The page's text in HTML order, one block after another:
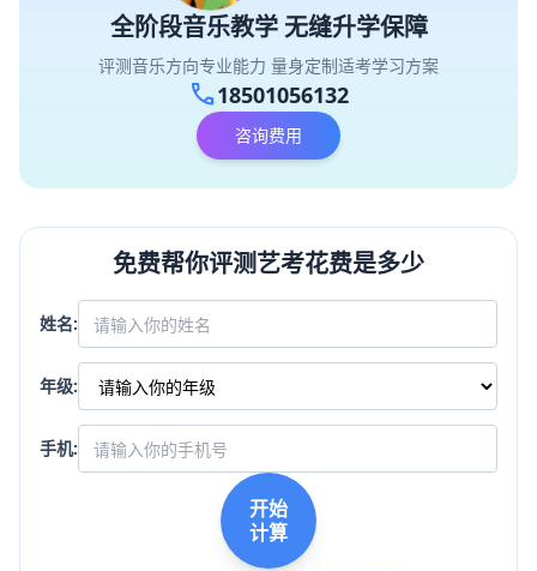
全阶段音乐教学 无缝升学保障
评测音乐方向专业能力 量身定制适考学习方案
call18501056132
咨询费用
免费帮你评测艺考花费是多少
姓名:
年级:
手机:
开始
计算